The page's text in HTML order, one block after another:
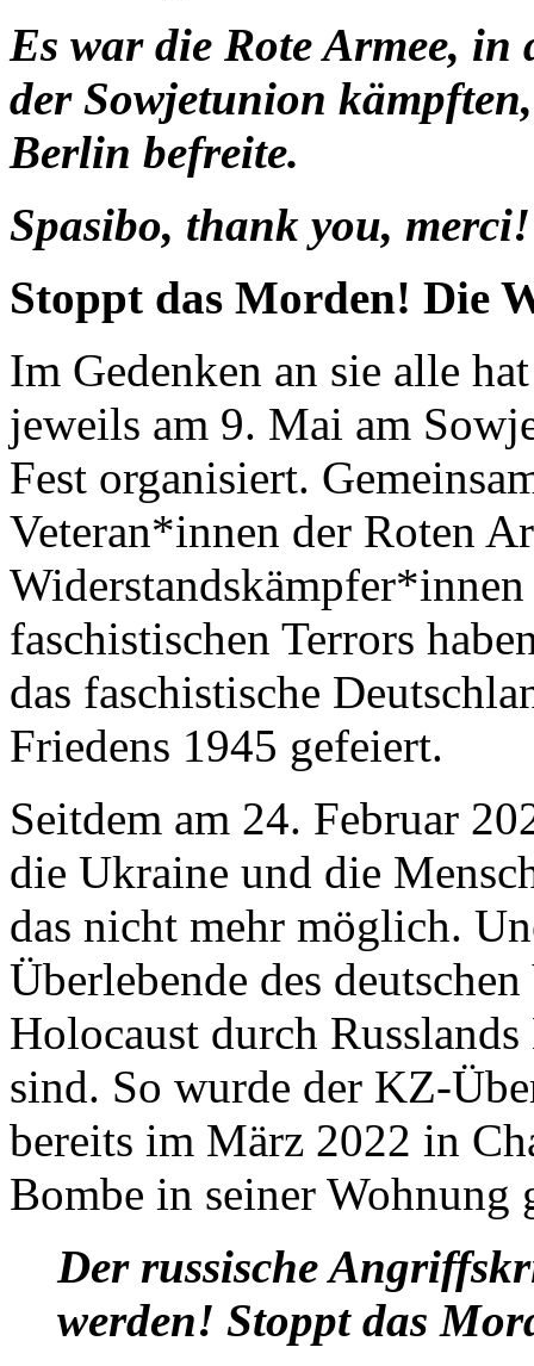
Es war die Rote Armee,
der Sowjetunion
Berlin befreite.
Spasibo, thank you, merci!
Stoppt das Morden! Die
Im Gedenken an sie alle
jeweils am 9. Mai am
Fest organisiert.
Veteran*innen der Roten
faschistischen Terrors
das faschistische
Friedens 1945 gefeiert.
Seitdem am 24. Februar
die Ukraine und die
das nicht mehr möglich.
Überlebende des
Holocaust durch
sind. So wurde der KZ-
bereits im März 2022 in
Bombe in seiner Wohnung
Der russische
werden! Stoppt das